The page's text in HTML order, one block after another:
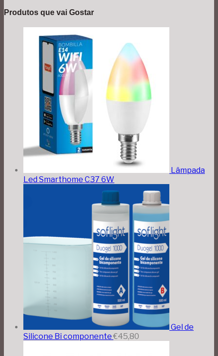
Produtos que vai Gostar
Lâmpada
Led Smarthome C37 6W
Gel de
Silicone Bi componente €45,80